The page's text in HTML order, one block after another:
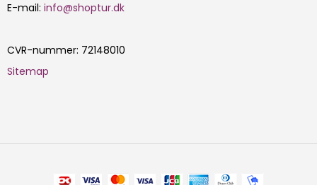
E-mail: info@shoptur.dk
CVR-nummer: 72148010
Sitemap